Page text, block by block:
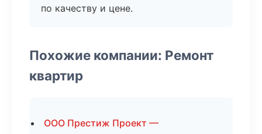
по качеству и цене.
Похожие компании: Ремонт
квартир
ООО Престиж Проект —